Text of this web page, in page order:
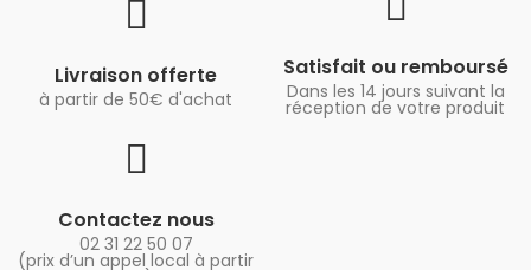
Livraison offerte
à partir de 50€ d'achat
Satisfait ou remboursé
Dans les 14 jours suivant la
réception de votre produit
Contactez nous
02 31 22 50 07
(prix d’un appel local à partir